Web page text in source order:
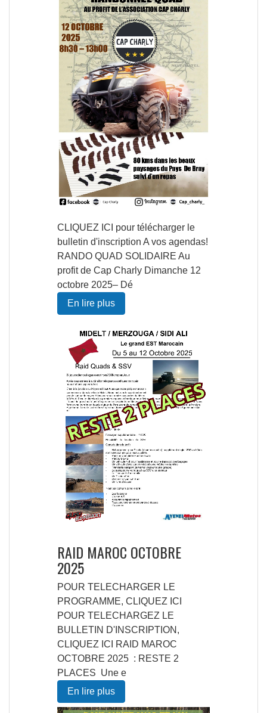
CLIQUEZ ICI pour télécharger le
bulletin d'inscription A vos agendas!
RANDO QUAD SOLIDAIRE Au
profit de Cap Charly Dimanche 12
octobre 2025– Dé
En lire plus
RAID MAROC OCTOBRE
2025
POUR TELECHARGER LE
PROGRAMME, CLIQUEZ ICI
POUR TELECHARGEZ LE
BULLETIN D'INSCRIPTION,
CLIQUEZ ICI RAID MAROC
OCTOBRE 2025 : RESTE 2
PLACES Une e
En lire plus